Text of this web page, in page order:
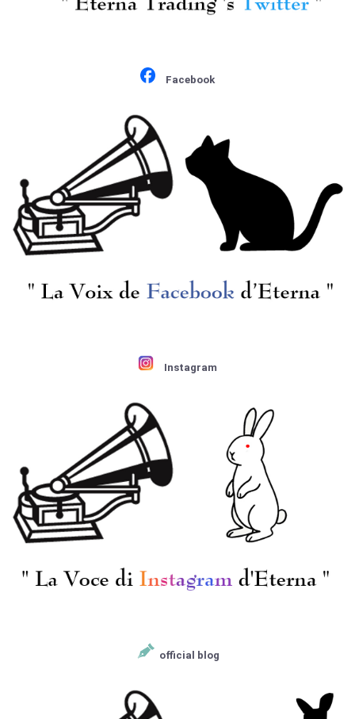
[MELODIYA] G.ロジェス
vol.4/交響曲4番Op.63,
[MELODIYA] G.ロジェス
¥ 2,200
[MELODIYA] V.エレシコ
(pf)/ グリーグ:Pf協奏
曲Op.16, ラヴェル:Pf協
トヴェンスキー/ プロ
コフィエフ:交響曲2番
[MELODIYA] G.ロジェス
トヴェンスキー/ プロ
コフィエフ:交響曲2番
¥ 1,650
[MELODIYA] G.ロジェス
トヴェンスキー/ チャ
イコフスキー:交響曲2
Facebook
Instagram
official blog